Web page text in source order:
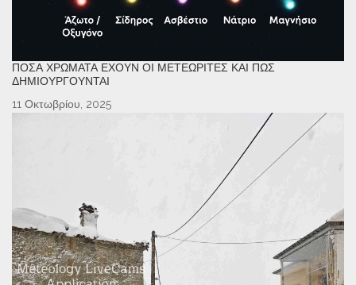
ΠΌΣΑ ΧΡΏΜΑΤΑ ΈΧΟΥΝ ΟΙ ΜΕΤΕΩΡΊΤΕΣ ΚΑΙ ΠΏΣ
ΔΗΜΙΟΥΡΓΟΎΝΤΑΙ
11 Οκτωβρίου, 2025